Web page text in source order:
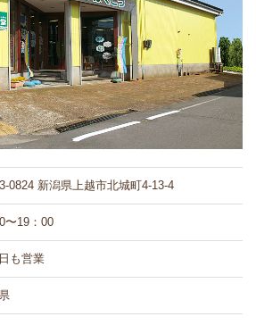
0824 新潟県上越市北城町4-13-4
〜19：00
も営業